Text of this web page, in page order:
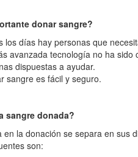
donar sangre?
los días hay personas que
avanzada tecnología no ha
dispuestas a ayudar.
sangre es fácil y seguro.
sangre donada?
en la donación se separa en sus
son: